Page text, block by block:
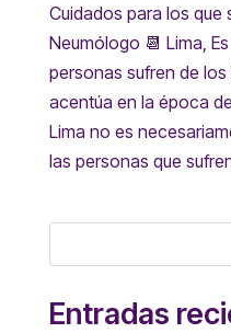
Cuidados para los que
Neumólogo 📆 Lima,
personas sufren de
acentúa en la época
Lima no es
las personas que
Entradas